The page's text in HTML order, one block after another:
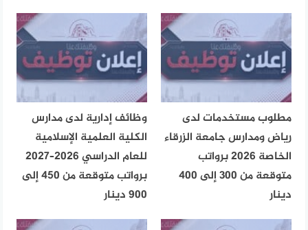
مطلوب مستخدمات لدى
رياض ومدارس جامعة الزرقاء
الخاصة 2026 برواتب
متوقعة من 300 إلى 400
دينار
وظائف إدارية لدى مدارس
الكلية العلمية الإسلامية
للعام الدراسي 2026–2027
برواتب متوقعة من 450 إلى
900 دينار